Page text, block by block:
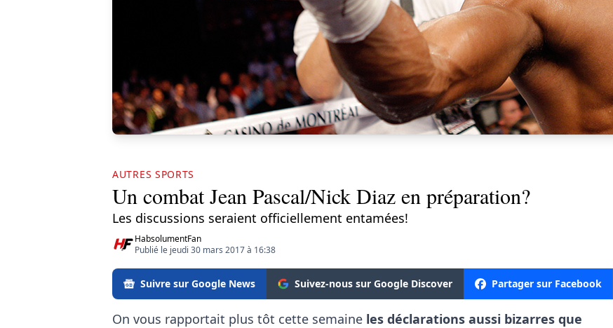
AUTRES SPORTS
Un combat Jean Pascal/Nick Diaz en préparation?
Les discussions seraient officiellement entamées!
HabsolumentFan
Publié le jeudi 30 mars 2017 à 16:38
Suivre sur Google News Suivez-nous sur Google Discover Partager sur Facebook
On vous rapportait plus tôt cette semaine les déclarations aussi bizarres que